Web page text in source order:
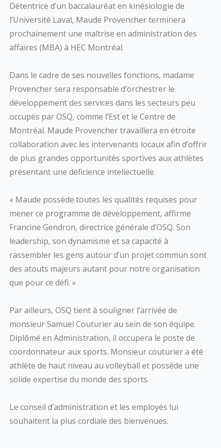
Détentrice d’un baccalauréat en kinésiologie de
l’Université Laval, Maude Provencher terminera
prochainement une maîtrise en administration des
affaires (MBA) à HEC Montréal.
Dans le cadre de ses nouvelles fonctions, madame
Provencher sera responsable d’orchestrer le
développement des services dans les secteurs peu
occupés par OSQ, comme l’Est et le Centre de
Montréal. Maude Provencher travaillera en étroite
collaboration avec les intervenants locaux afin d’offrir
de plus grandes opportunités sportives aux athlètes
présentant une déficience intellectuelle.
« Maude possède toutes les qualités requises pour
mener ce programme de développement, affirme
Francine Gendron, directrice générale d’OSQ. Son
leadership, son dynamisme et sa capacité à
rassembler les gens autour d’un projet commun sont
des atouts majeurs autant pour notre organisation
que pour ce défi. »
Par ailleurs, OSQ tient à souligner l’arrivée de
monsieur Samuel Couturier au sein de son équipe.
Diplômé en Administration, il occupera le poste de
coordonnateur aux sports. Monsieur couturier a été
athlète de haut niveau au volleyball et possède une
solide expertise du monde des sports.
Le conseil d’administration et les employés lui
souhaitent la plus cordiale des bienvenues.